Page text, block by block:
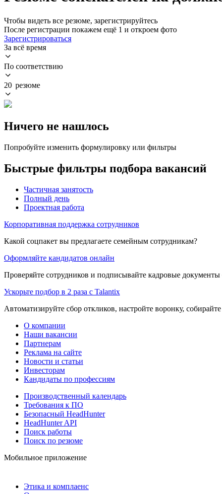
Чтобы видеть все резюме, зарегистрируйтесь
После регистрации покажем ещё 1 и откроем фото
Зарегистрироваться
За всё время
По соответствию
20 резюме
Ничего не нашлось
Попробуйте изменить формулировку или фильтры
Быстрые фильтры подбора вакансий
Частичная занятость
Полный день
Проектная работа
Корпоративная поддержка сотрудников
Какой соцпакет вы предлагаете семейным сотрудникам?
Оформляйте кандидатов онлайн
Проверяйте сотрудников и подписывайте кадровые
Ускорьте подбор в 2 раза с Talantix
Автоматизируйте сбор откликов, настройте воронку,
О компании
Наши вакансии
Партнерам
Реклама на сайте
Новости и статьи
Инвесторам
Кандидаты по профессиям
Производственный календарь
Требования к ПО
Безопасный HeadHunter
HeadHunter API
Поиск работы
Поиск по резюме
Мобильное приложение
Этика и комплаенс